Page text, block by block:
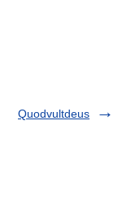
Quodvultdeus